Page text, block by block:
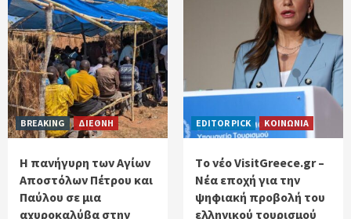
BREAKING ΔΙΕΘΝΗ
Η πανήγυρη των Αγίων
Αποστόλων Πέτρου και
Παύλου σε μια
αχυροκαλύβα στην
EDITOR PICK ΚΟΙΝΩΝΙΑ
Tο νέο VisitGreece.gr –
Νέα εποχή για την
ψηφιακή προβολή του
ελληνικού τουρισμού